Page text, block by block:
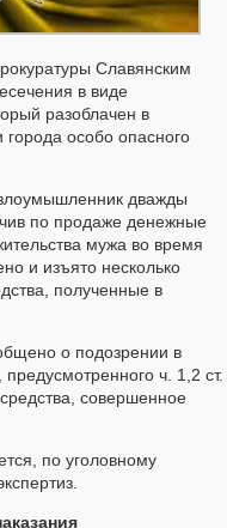
Славянским
в виде
разоблачен в
города особо опасного
дважды
по продаже денежные
мужа во время
и изъято несколько
полученные в
о подозрении в
ч. 1,2 ст.
совершенное
по уголовному